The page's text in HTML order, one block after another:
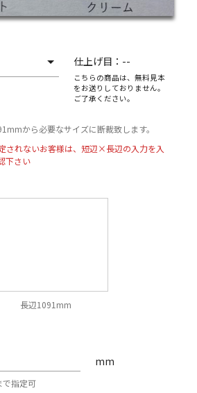
仕上げ目： --
こちらの商品は、無料見本
をお送りしておりません。
ご了承ください。
から必要なサイズに断裁致します。
されないお客様は、短辺×長辺の入力を入
下さい
長辺1091mm
指定可
mm